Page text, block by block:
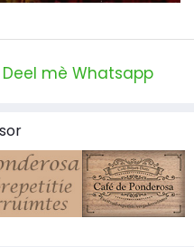
Deel mè Whatsapp